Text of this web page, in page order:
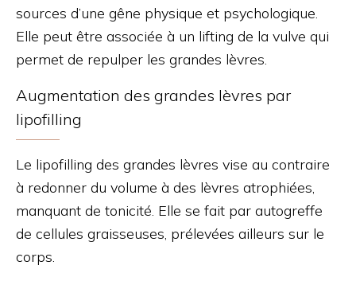
sources d’une gêne physique et psychologique.
Elle peut être associée à un lifting de la vulve qui
permet de repulper les grandes lèvres.
Augmentation des grandes lèvres par
lipofilling
Le lipofilling des grandes lèvres vise au contraire
à redonner du volume à des lèvres atrophiées,
manquant de tonicité. Elle se fait par autogreffe
de cellules graisseuses, prélevées ailleurs sur le
corps.